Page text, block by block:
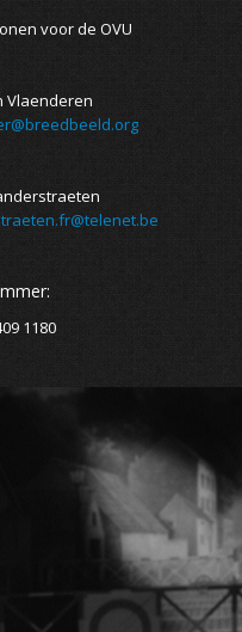
voor de OVU
Vlaenderen
1180